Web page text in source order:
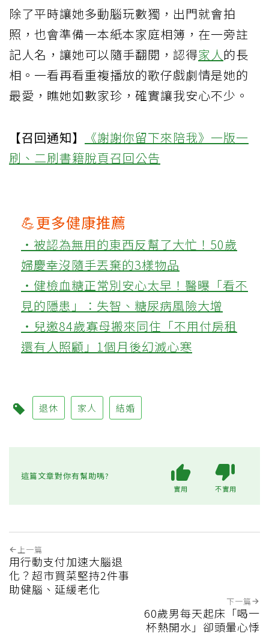
除了平時讓她多動腦玩數獨，出門就會拍
照，也會準備一本紙本家庭相簿，在一旁註
記人名，讓她可以隨手翻閱，認得家人的長
相。一看再看重複播放的歌仔戲劇情是她的
最愛，瞧她如數家珍，確實讓我安心不少。
【召回通知】
《謝謝你留下來陪我》一版一
刷、二刷書籍脫頁召回公告
💪更多健康推薦
‧被認為無用的東西反幫了大忙！50歲
婦慶幸沒隨手丟棄的3樣物品
‧健檢血糖正常別安心太早！醫曝「看不
見的隱患」：失智、糖尿病風險大增
‧兒邀84歲寡母搬來同住「不用付房租
還有人照顧」1個月後幻滅心寒
退休 家人 結婚
這篇文章對你有幫助嗎?
實用 不實用
上一篇
用行動支付加速大腦退
化？超市買菜堅持2件事
助健腦、延緩老化
下一篇
60歲男每天起床「喝一
杯熱開水」卻頭暈心悸